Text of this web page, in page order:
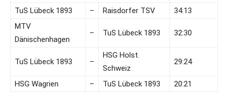
TuS Lübeck 1893 – Raisdorfer TSV
34:13
MTV
Dänischenhagen
– TuS Lübeck 1893 32:30
TuS Lübeck 1893 –
HSG Holst.
Schweiz
29:24
HSG Wagrien – TuS Lübeck 1893 20:21